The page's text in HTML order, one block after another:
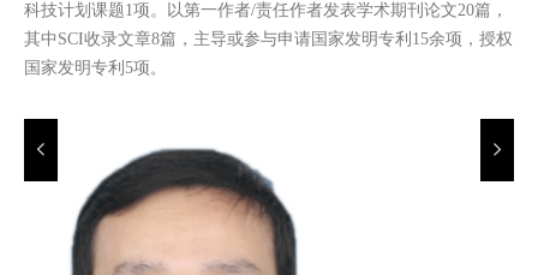
科技计划课题1项。以第一作者/责任作者发表学术期刊论文20篇，
其中SCI收录文章8篇，主导或参与申请国家发明专利15余项，授权
国家发明专利5项。
넳 넲